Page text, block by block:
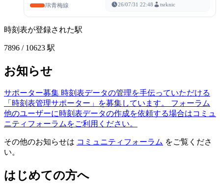
JR青梅線 26/07/31 22:48 tsrknic
時刻表が登録された駅
7896 / 10623 駅
お知らせ
サポーター募集 時刻表データの管理を手伝っていただける
「時刻表管理サポーター」を募集しています。
フォーラム
他のユーザーに時刻表データの作成を依頼する場合はコミュ
ニティフォーラムをご利用ください。
その他のお知らせは コミュニティフォーラム をご覧くださ
い。
はじめての方へ